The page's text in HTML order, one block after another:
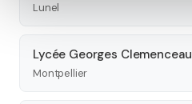
Lunel
Lycée Georges Clemenceau
Montpellier